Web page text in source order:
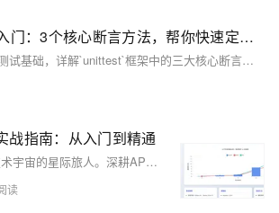
Python单元测试入门：3个核心断言方法，帮你快速定位代码bug
本文介绍Python单元测试基础，详解`unittest`框架中的三大核心断言方法：`assertEqual`验证值相等，`assertTrue`和`assertFalse`判断条件真假。通过实例演示其用法，帮助开发者自动化检测代码逻辑，提升测试效率与可靠性。
战指南：从入门到精通
🌟蒋星熠Jaxonic，技术宇宙的星际旅人。深耕API开发，以Python为舟，探索RESTful、GraphQL等接口奥秘。擅长requests、aiohttp实战，专注性能优化与架构设计，用代码连接万物，谱写极客诗篇。